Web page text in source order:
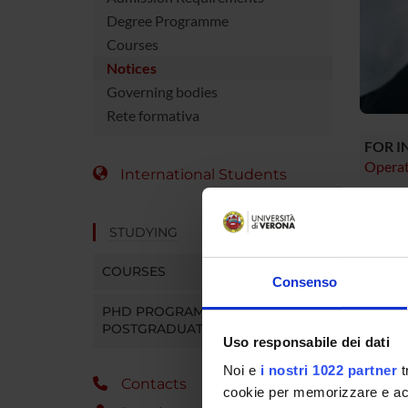
Consenso
Uso responsabile dei dati
Noi e i nostri 1022 partner
cookie per memorizzare e
Degree Programme
Courses
Notices
Governing bodies
Rete formativa
International Students
STUDYING
COURSES
PHD PROGRAMMES AND
POSTGRADUATE TRAINING
Contacts
FOR
There
your
You
notices